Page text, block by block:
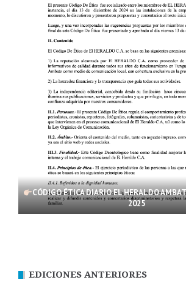
CÓDIGO ÉTICA DIARIO EL HERALDO
2025
EDICIONES ANTERIORES